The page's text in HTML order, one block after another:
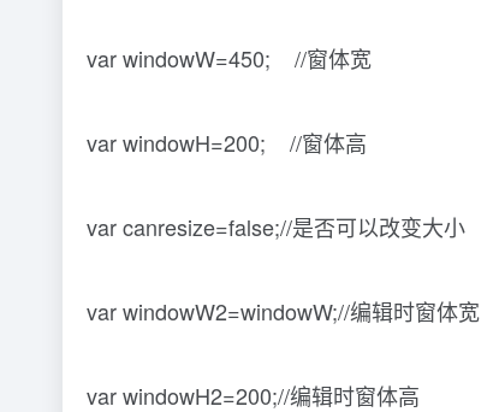
var windowW=450; //窗体宽
var windowH=200; //窗体高
var canresize=false;//是否可以改变大小
var windowW2=windowW;//编辑时窗体宽
var windowH2=200;//编辑时窗体高